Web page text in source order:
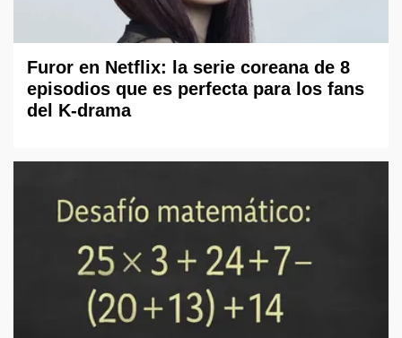
Furor en Netflix: la serie coreana de 8
episodios que es perfecta para los fans
del K-drama